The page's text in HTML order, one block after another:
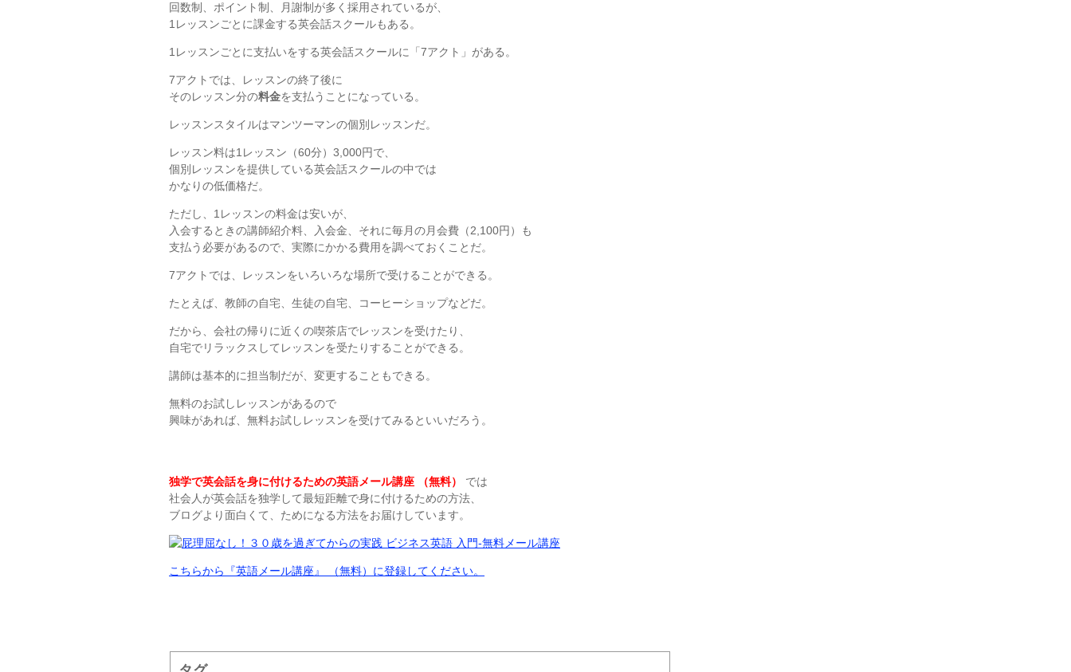
回数制、ポイント制、月謝制が多く採用されているが、
1レッスンごとに課金する英会話スクールもある。
1レッスンごとに支払いをする英会話スクールに「7アクト」がある。
7アクトでは、レッスンの終了後に
そのレッスン分の料金を支払うことになっている。
レッスンスタイルはマンツーマンの個別レッスンだ。
レッスン料は1レッスン（60分）3,000円で、
個別レッスンを提供している英会話スクールの中では
かなりの低価格だ。
ただし、1レッスンの料金は安いが、
入会するときの講師紹介料、入会金、それに毎月の月会費（2,100円）も
支払う必要があるので、実際にかかる費用を調べておくことだ。
7アクトでは、レッスンをいろいろな場所で受けることができる。
たとえば、教師の自宅、生徒の自宅、コーヒーショップなどだ。
だから、会社の帰りに近くの喫茶店でレッスンを受けたり、
自宅でリラックスしてレッスンを受たりすることができる。
講師は基本的に担当制だが、変更することもできる。
無料のお試しレッスンがあるので
興味があれば、無料お試しレッスンを受けてみるといいだろう。
独学で英会話を身に付けるための英語メール講座 （無料）
では
社会人が英会話を独学して最短距離で身に付けるための方法、
ブログより面白くて、ためになる方法をお届けしています。
こちらから『英語メール講座』 （無料）に登録してください。